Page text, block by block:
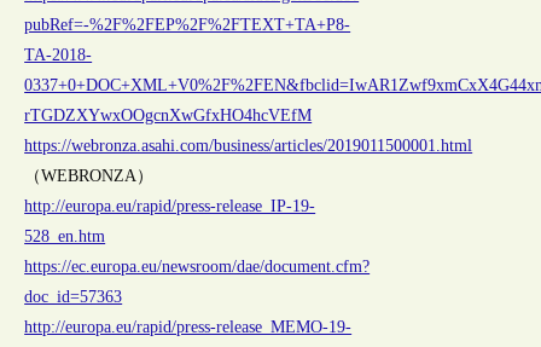
pubRef=-%2F%2FEP%2F%2FTEXT+TA+P8-
TA-2018-
rTGDZXYwxOOgcnXwGfxHO4hcVEfM
https://webronza.asahi.com/business/articles/2019011500001.html
（WEBRONZA）
http://europa.eu/rapid/press-release_IP-19-
528_en.htm
https://ec.europa.eu/newsroom/dae/document.cfm?
doc_id=57363
http://europa.eu/rapid/press-release_MEMO-19-